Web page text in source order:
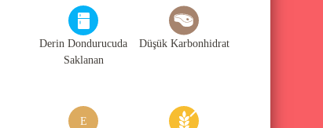
tDerin Dondurucuda
Saklanan
Düşük Karbonhidrat
E